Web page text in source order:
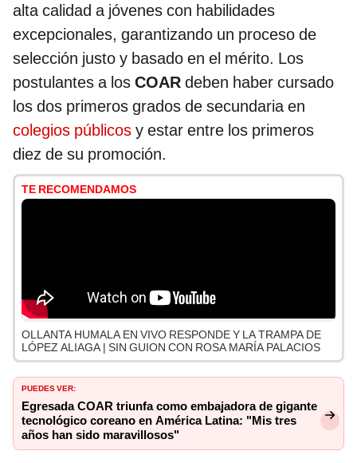
alta calidad a jóvenes con habilidades
excepcionales, garantizando un proceso de
selección justo y basado en el mérito. Los
postulantes a los COAR deben haber cursado
los dos primeros grados de secundaria en
colegios públicos y estar entre los primeros
diez de su promoción.
TE RECOMENDAMOS
OLLANTA HUMALA EN VIVO RESPONDE Y LA TRAMPA DE
LÓPEZ ALIAGA | SIN GUION CON ROSA MARÍA PALACIOS
PUEDES VER:
Egresada COAR triunfa como embajadora de gigante
tecnológico coreano en América Latina: "Mis tres
años han sido maravillosos"